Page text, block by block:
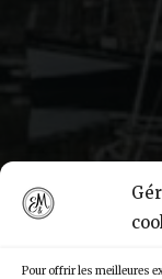
Pour offrir les meilleures